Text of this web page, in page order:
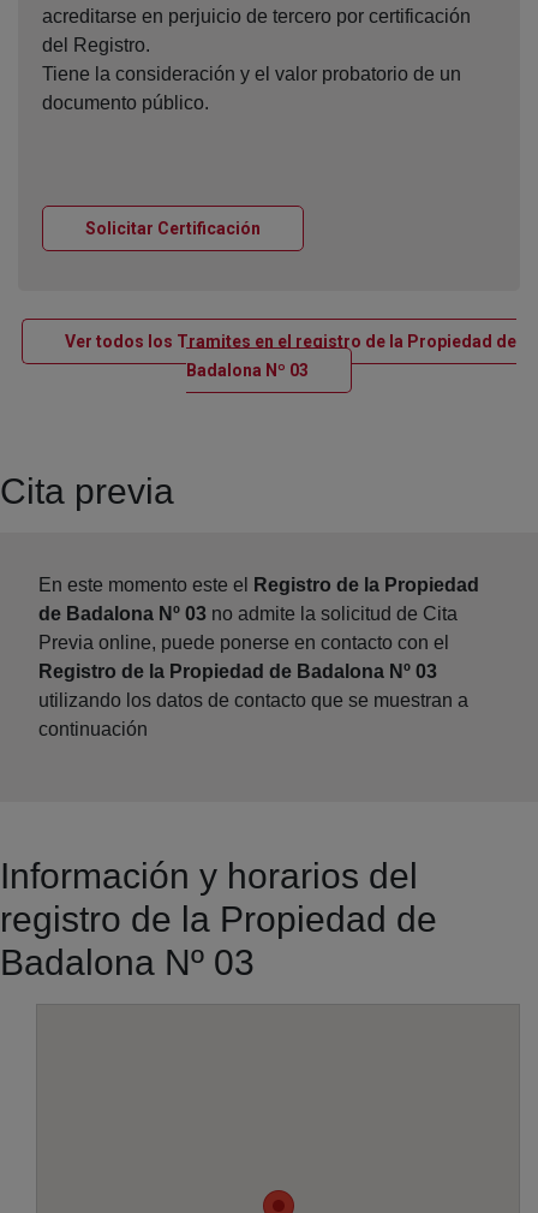
acreditarse en perjuicio de tercero por certificación
del Registro.
Tiene la consideración y el valor probatorio de un
documento público.
Solicitar Certificación
Ver todos los Tramites en el registro de la Propiedad de
Badalona Nº 03 Ventana nueva
Cita previa
En este momento este el
Registro de la Propiedad
de Badalona Nº 03 no admite la solicitud de Cita
Previa online, puede ponerse en contacto con el
Registro de la Propiedad de Badalona Nº 03
utilizando los datos de contacto que se muestran a
continuación
Información y horarios del
registro de la Propiedad de
Badalona Nº 03